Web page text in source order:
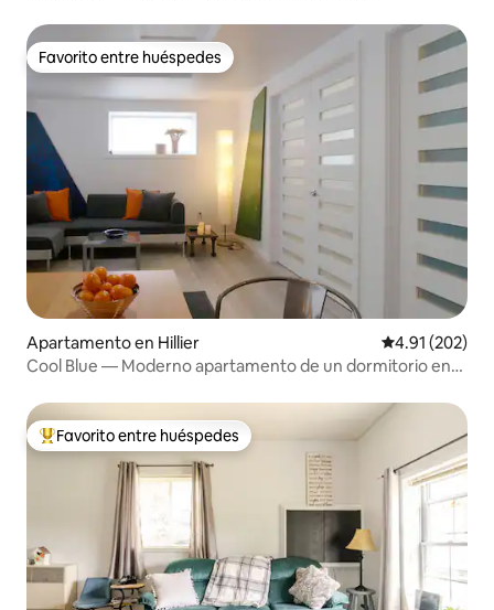
Favorito entre huéspedes
Favorito entre huéspedes
Apartamento en Hillier Calificación
4.91 (202)
Cool Blue — Moderno apartamento de un dormitorio en
Favorito entre huéspedes preferido
Favorito entre huéspedes